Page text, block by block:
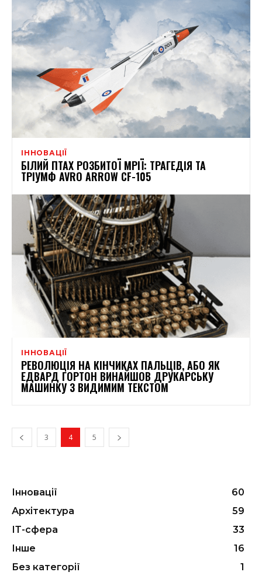
ІННОВАЦІЇ
БІЛИЙ ПТАХ РОЗБИТОЇ МРІЇ: ТРАГЕДІЯ ТА
ТРІУМФ AVRO ARROW CF-105
ІННОВАЦІЇ
РЕВОЛЮЦІЯ НА КІНЧИКАХ ПАЛЬЦІВ, АБО ЯК
ЕДВАРД ГОРТОН ВИНАЙШОВ ДРУКАРСЬКУ
МАШИНКУ З ВИДИМИМ ТЕКСТОМ
3 4 5
Інновації
60
Архітектура
59
ІТ-сфера
33
Інше
16
Без категорії
1